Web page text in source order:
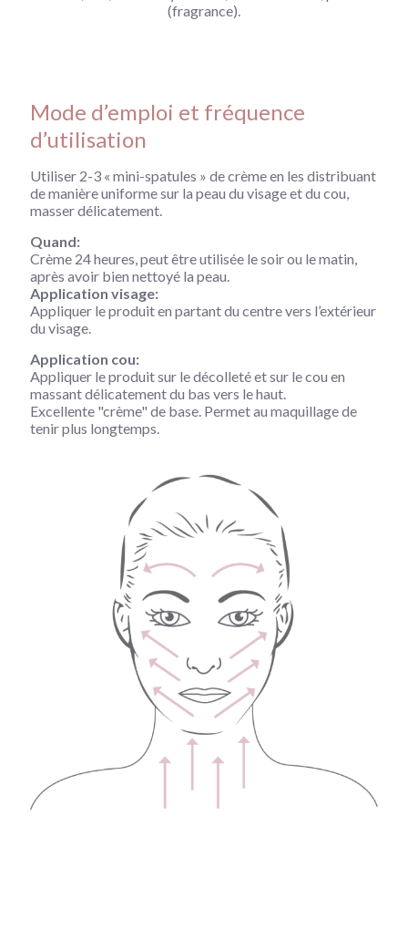
(fragrance).
Mode d’emploi et fréquence
d’utilisation
Utiliser 2-3 « mini-spatules » de crème en les distribuant
de manière uniforme sur la peau du visage et du cou,
masser délicatement.
Quand:
Crème 24 heures, peut être utilisée le soir ou le matin,
après avoir bien nettoyé la peau.
Application visage:
Appliquer le produit en partant du centre vers l’extérieur
du visage.
Application cou:
Appliquer le produit sur le décolleté et sur le cou en
massant délicatement du bas vers le haut.
Excellente "crème" de base. Permet au maquillage de
tenir plus longtemps.